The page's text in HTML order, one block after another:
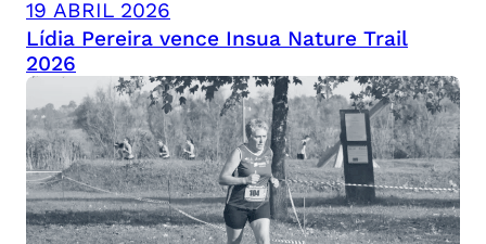
19 ABRIL 2026
Lídia Pereira vence Insua Nature Trail
2026